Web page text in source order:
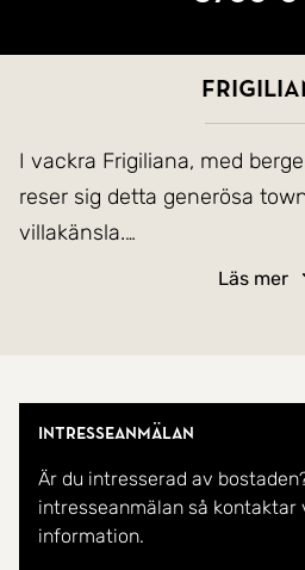
I vackra Frigiliana, med
reser sig detta generösa
villakänsla.
Ett hem som erbjuder
sovrumoch två stilrena
smakfulla master bedroom
badrum och direkt utgång till
Här finns även ett luftigt kök
Läs mer
Intresseanmälan
Är du intresserad av
intresseanmälan så kontaktar
information.